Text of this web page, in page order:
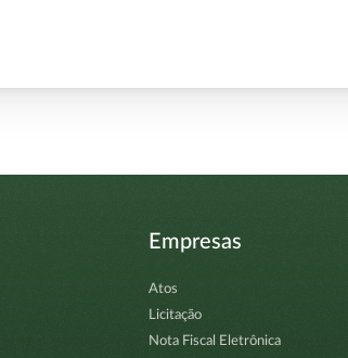
Empresas
Atos
Licitação
Nota Fiscal Eletrônica